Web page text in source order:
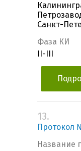
Санкт-
Фаза КИ
II-III
13.
Протокол №
Название